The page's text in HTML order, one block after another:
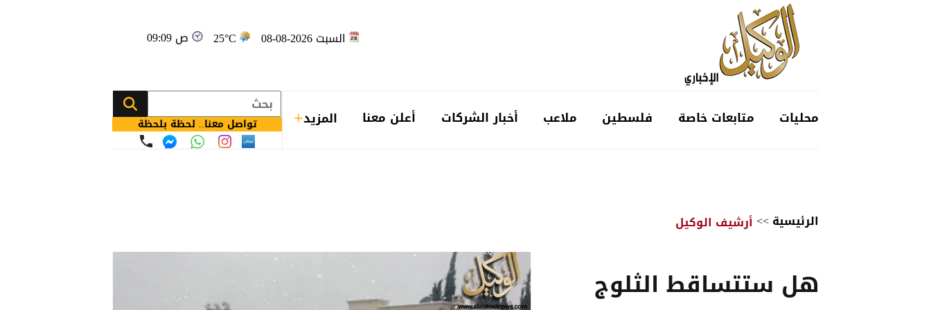
السبت 2026-08-08 25°C 09:09 ص
محليات متابعات خاصة فلسطين ملاعب أخبار الشركات أعلن معنا المزيد تواصل معنا.. لحظة بلحظة
الرئيسية>>أرشيف الوكيل
هل ستتساقط الثلوج